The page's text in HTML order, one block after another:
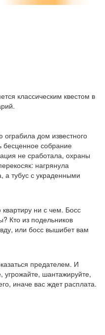
классическим квестом в
дом известного
бесценное собрание
не сработала, охраны
нагрянула
а тубус с украденными
ни с чем. Босс
Кто из подельников
или босс вышибет вам
предателем. И
угрожайте, шантажируйте,
иначе вас ждет расплата.